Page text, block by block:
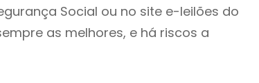
Social ou no site e-leilões do
as melhores, e há riscos a